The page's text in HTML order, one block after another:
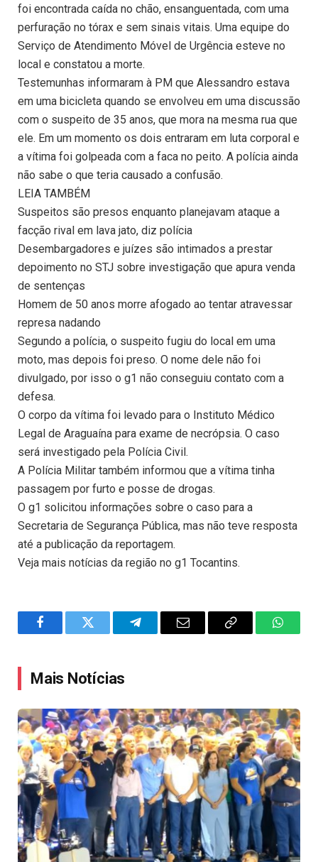
foi encontrada caída no chão, ensanguentada, com uma
perfuração no tórax e sem sinais vitais. Uma equipe do
Serviço de Atendimento Móvel de Urgência esteve no
local e constatou a morte.
Testemunhas informaram à PM que Alessandro estava
em uma bicicleta quando se envolveu em uma discussão
com o suspeito de 35 anos, que mora na mesma rua que
ele. Em um momento os dois entraram em luta corporal e
a vítima foi golpeada com a faca no peito. A polícia ainda
não sabe o que teria causado a confusão.
LEIA TAMBÉM
Suspeitos são presos enquanto planejavam ataque a
facção rival em lava jato, diz polícia
Desembargadores e juízes são intimados a prestar
depoimento no STJ sobre investigação que apura venda
de sentenças
Homem de 50 anos morre afogado ao tentar atravessar
represa nadando
Segundo a polícia, o suspeito fugiu do local em uma
moto, mas depois foi preso. O nome dele não foi
divulgado, por isso o g1 não conseguiu contato com a
defesa.
O corpo da vítima foi levado para o Instituto Médico
Legal de Araguaína para exame de necrópsia. O caso
será investigado pela Polícia Civil.
A Polícia Militar também informou que a vítima tinha
passagem por furto e posse de drogas.
O g1 solicitou informações sobre o caso para a
Secretaria de Segurança Pública, mas não teve resposta
até a publicação da reportagem.
Veja mais notícias da região no g1 Tocantins.
FacebookTwitter TelegramEmail
Copy
Mais Notícias